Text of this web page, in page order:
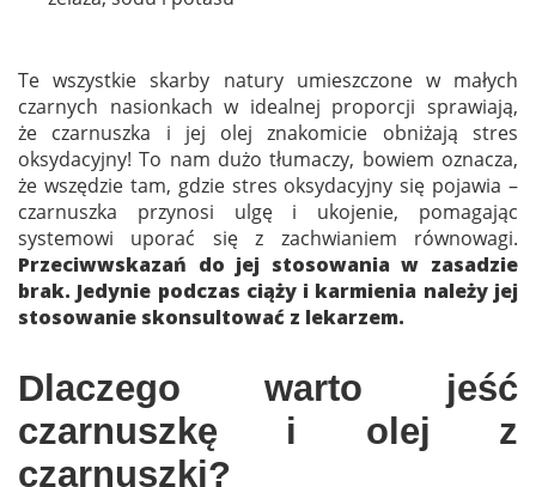
Te wszystkie skarby natury umieszczone w małych
czarnych nasionkach w idealnej proporcji sprawiają,
że czarnuszka i jej olej znakomicie obniżają stres
oksydacyjny! To nam dużo tłumaczy, bowiem oznacza,
że wszędzie tam, gdzie stres oksydacyjny się pojawia –
czarnuszka przynosi ulgę i ukojenie, pomagając
systemowi uporać się z zachwianiem równowagi.
Przeciwwskazań do jej stosowania w zasadzie
brak. Jedynie podczas ciąży i karmienia należy jej
stosowanie skonsultować z lekarzem.
Dlaczego warto jeść
czarnuszkę i olej z
czarnuszki?